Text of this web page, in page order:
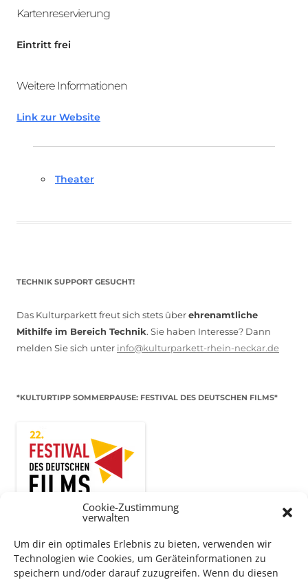
Cookie-Zustimmung
verwalten
Um dir ein optimales Erlebnis zu bieten, verwenden wir
Technologien wie Cookies, um Geräteinformationen zu
speichern und/oder darauf zuzugreifen. Wenn du diesen
Kartenreservierung
Eintritt frei
Weitere Informationen
Link zur Website
Theater
TECHNIK SUPPORT GESUCHT!
Das Kulturparkett freut sich stets überehrenamtliche
Mithilfe im Bereich Technik. Sie haben Interesse? Dann
melden Sie sich unter info@kulturparkett-rhein-neckar.de
*KULTURTIPP SOMMERPAUSE: FESTIVAL DES DEUTSCHEN FILMS*
Auch dieses Jahr findet wieder dasFestival des deutschen